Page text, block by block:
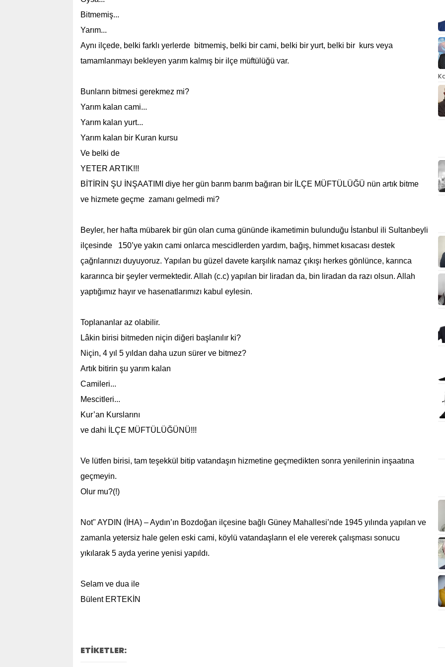
Bitmemiş...
Yarım...
Aynı ilçede, belki farklı yerlerde bitmemiş, belki bir cami, belki bir yurt, belki bir kurs veya
tamamlanmayı bekleyen yarım kalmış bir ilçe müftülüğü var.
Bunların bitmesi gerekmez mi?
Yarım kalan cami...
Yarım kalan yurt...
Yarım kalan bir Kuran kursu
Ve belki de
YETER ARTIK!!!
BİTİRİN ŞU İNŞAATIMI diye her gün barım barım bağıran bir İLÇE MÜFTÜLÜĞÜ nün artık bitme
ve hizmete geçme zamanı gelmedi mi?
Beyler, her hafta mübarek bir gün olan cuma gününde ikametimin bulunduğu İstanbul ili Sultanbeyli
ilçesinde 150’ye yakın cami onlarca mescidlerden yardım, bağış, himmet kısacası destek
çağrılarınızı duyuyoruz. Yapılan bu güzel davete karşılık namaz çıkışı herkes gönlünce, karınca
kararınca bir şeyler vermektedir. Allah (c.c) yapılan bir liradan da, bin liradan da razı olsun. Allah
yaptığımız hayır ve hasenatlarımızı kabul eylesin.
Toplananlar az olabilir.
Lâkin birisi bitmeden niçin diğeri başlanılır ki?
Niçin, 4 yıl 5 yıldan daha uzun sürer ve bitmez?
Artık bitirin şu yarım kalan
Camileri...
Mescitleri...
Kur’an Kurslarını
ve dahi İLÇE MÜFTÜLÜĞÜNÜ!!!
Ve lütfen birisi, tam teşekkül bitip vatandaşın hizmetine geçmedikten sonra yenilerinin inşaatına
geçmeyin.
Olur mu?(!)
Not" AYDIN (İHA) – Aydın’ın Bozdoğan ilçesine bağlı Güney Mahallesi’nde 1945 yılında yapılan ve
zamanla yetersiz hale gelen eski cami, köylü vatandaşların el ele vererek çalışması sonucu
yıkılarak 5 ayda yerine yenisi yapıldı.
Selam ve dua ile
Bülent ERTEKİN
ETİKETLER: